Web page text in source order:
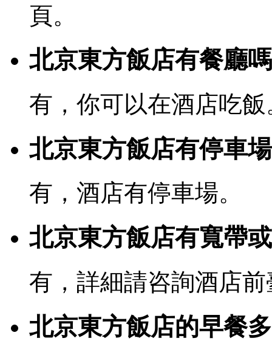
頁。
北京東方飯店有餐廳
有，你可以在酒店吃飯
北京東方飯店有停車
有，酒店有停車場。
北京東方飯店有寬帶
有，詳細請咨詢酒店前
北京東方飯店的早餐